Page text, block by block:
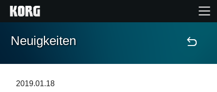
Home
Neuigkeiten
2019.01.18